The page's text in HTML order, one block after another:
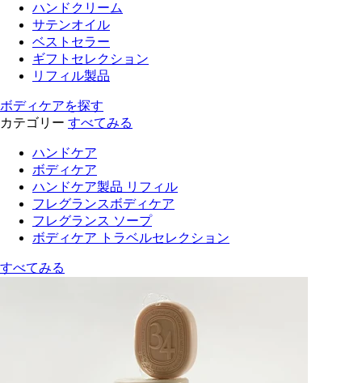
ハンドクリーム
サテンオイル
ベストセラー
ギフトセレクション
リフィル製品
ボディケアを探す
カテゴリー すべてみる
ハンドケア
ボディケア
ハンドケア製品 リフィル
フレグランスボディケア
フレグランス ソープ
ボディケア トラベルセレクション
すべてみる